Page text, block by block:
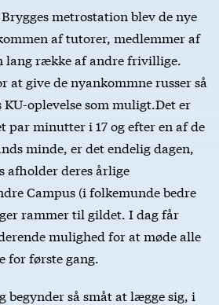
metrostation blev de nye
af tutorer, medlemmer af
lang række af andre frivillige.
at give de nyankommne russer så
KU-oplevelse som muligt.Det er
par minutter i 17 og efter en af de
minde, er det endelig dagen,
afholder deres årlige
Campus (i folkemunde bedre
rammer til gildet. I dag får
mulighed for at møde alle
for første gang.
så småt at lægge sig, i